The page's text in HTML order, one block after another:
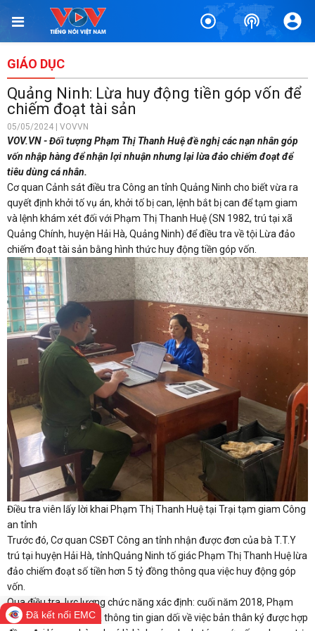
GIÁO DỤC
Quảng Ninh: Lừa huy động tiền góp vốn để
chiếm đoạt tài sản
05/05/2024 | VOVVN
VOV.VN - Đối tượng Phạm Thị Thanh Huệ đề nghị các nạn nhân góp
vốn nhập hàng để nhận lợi nhuận nhưng lại lừa đảo chiếm đoạt để
tiêu dùng cá nhân.
Cơ quan Cảnh sát điều tra Công an tỉnh Quảng Ninh cho biết vừa ra
quyết định khởi tố vụ án, khởi tố bị can, lệnh bắt bị can để tạm giam
và lệnh khám xét đối với Phạm Thị Thanh Huệ (SN 1982, trú tại xã
Quảng Chính, huyện Hải Hà, Quảng Ninh) để điều tra về tội Lừa đảo
chiếm đoạt tài sản bằng hình thức huy động tiền góp vốn.
Điều tra viên lấy lời khai Phạm Thị Thanh Huệ tại Trại tạm giam Công
an tỉnh
Trước đó, Cơ quan CSĐT Công an tỉnh nhận được đơn của bà T.T.Y
trú tại huyện Hải Hà, tỉnhQuảng Ninh tố giác Phạm Thị Thanh Huệ lừa
đảo chiếm đoạt số tiền hơn 5 tỷ đồng thông qua việc huy động góp
vốn.
Qua điều tra, lực lượng chức năng xác định: cuối năm 2018, Phạm
Thị Thanh Huệ đưa ra thông tin gian dối về việc bản thân ký được hợp
Đã kết nối EMC